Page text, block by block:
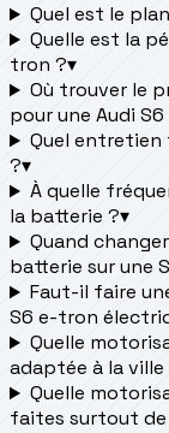
Quel est le
Quelle est la
tron ?▾
Où trouver le
pour une Audi
Quel entretien
?▾
À quelle
la batterie ?▾
Quand
batterie sur une
Faut-il faire
S6 e-tron
Quelle
adaptée à la ville
Quelle
faites surtout